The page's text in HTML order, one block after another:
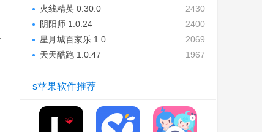
2430
火线精英 0.30.0
2400
阴阳师 1.0.24
2069
星月城百家乐 1.0
1967
天天酷跑 1.0.47
s苹果软件推荐